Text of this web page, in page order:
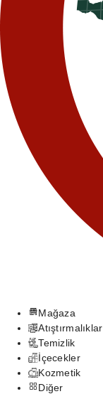
Mağaza
Atıştırmalıklar
Temizlik
İçecekler
Kozmetik
Diğer